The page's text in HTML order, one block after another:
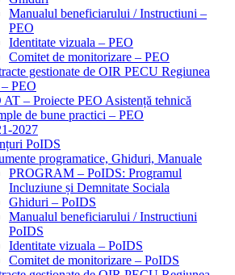
Manualul beneficiarului / Instructiuni –
PEO
Identitate vizuala – PEO
Comitet de monitorizare – PEO
gestionate de OIR PECU Regiunea
PEO
AT – Proiecte PEO Asistență tehnică
de bune practici – PEO
2027
PoIDS
programatice, Ghiduri, Manuale
PROGRAM – PoIDS: Programul
Incluziune și Demnitate Sociala
Ghiduri – PoIDS
Manualul beneficiarului / Instructiuni
PoIDS
Identitate vizuala – PoIDS
Comitet de monitorizare – PoIDS